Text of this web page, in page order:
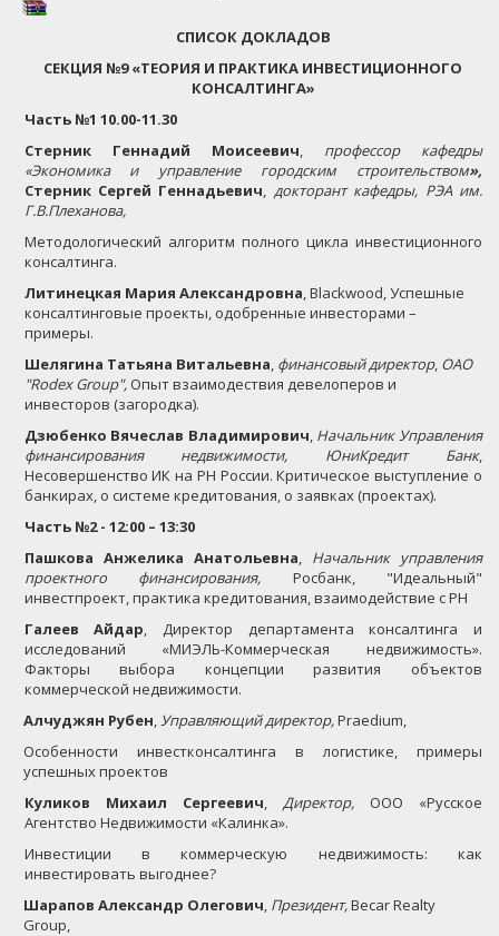
СПИСОК ДОКЛАДОВ
СЕКЦИЯ №9 «ТЕОРИЯ И ПРАКТИКА ИНВЕСТИЦИОННОГО
КОНСАЛТИНГА»
Часть №1 10.00-11.30
Стерник Геннадий Моисеевич, профессор кафедры
«Экономика и управление городским строительством»,
Стерник Сергей Геннадьевич, докторант кафедры, РЭА им.
Г.В.Плеханова,
Методологический алгоритм полного цикла инвестиционного
консалтинга.
Литинецкая Мария Александровна, Blackwood, Успешные
консалтинговые проекты, одобренные инвесторами –
примеры.
Шелягина Татьяна Витальевна, финансовый директор, ОАО
"Rodex Group",Опыт взаимодествия девелоперов и
инвесторов (загородка).
Дзюбенко Вячеслав Владимирович, Начальник Управления
финансирования недвижимости, ЮниКредит Банк,
Несовершенство ИК на РН России. Критическое выступление о
банкирах, о системе кредитования, о заявках (проектах).
Часть №2 - 12:00 – 13:30
Пашкова Анжелика Анатольевна, Начальник управления
проектного финансирования, Росбанк, "Идеальный"
инвестпроект, практика кредитования, взаимодействие с РН
Галеев Айдар, Директор департамента консалтинга и
исследований «МИЭЛЬ-Коммерческая недвижимость».
Факторы выбора концепции развития объектов
коммерческой недвижимости.
Алчуджян Рубен,Управляющий директор,Praedium,
Особенности инвестконсалтинга в логистике, примеры
успешных проектов
Куликов Михаил Сергеевич, Директор, ООО «Русское
Агентство Недвижимости «Калинка».
Инвестиции в коммерческую недвижимость: как
инвестировать выгоднее?
Шарапов Александр Олегович, Президент,Becar Realty
Group,